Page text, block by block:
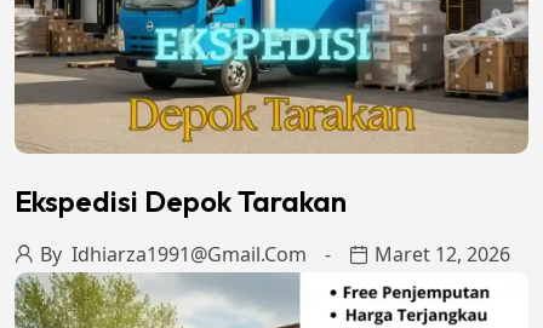
Ekspedisi Depok Tarakan
By Idhiarza1991@gmail.com Maret 12, 2026